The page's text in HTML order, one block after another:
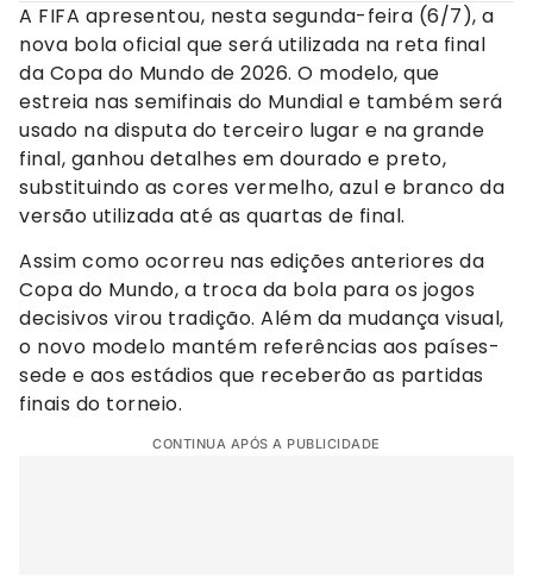
A FIFA apresentou, nesta segunda-feira (6/7), a
nova bola oficial que será utilizada na reta final
da Copa do Mundo de 2026. O modelo, que
estreia nas semifinais do Mundial e também será
usado na disputa do terceiro lugar e na grande
final, ganhou detalhes em dourado e preto,
substituindo as cores vermelho, azul e branco da
versão utilizada até as quartas de final.
Assim como ocorreu nas edições anteriores da
Copa do Mundo, a troca da bola para os jogos
decisivos virou tradição. Além da mudança visual,
o novo modelo mantém referências aos países-
sede e aos estádios que receberão as partidas
finais do torneio.
CONTINUA APÓS A PUBLICIDADE